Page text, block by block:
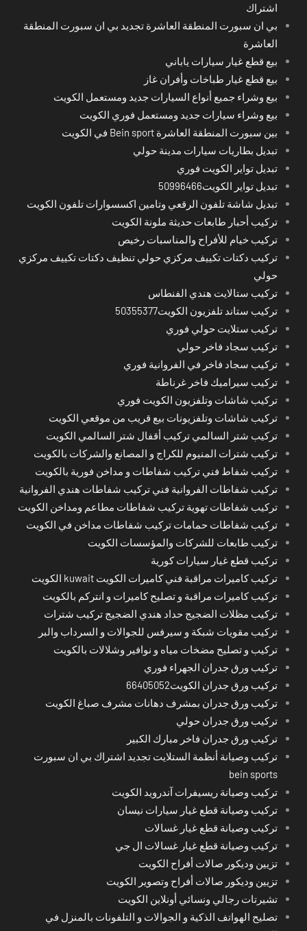
اشتراك
بي ان سبورت المنطقة العاشرة تجديد بي ان سبورت المنطقة
العاشرة
بيع قطع غيار سيارات ياباني
بيع قطع غيار طباخات وأفران غاز
بيع وشراء جميع أنواع السيارات جديد ومستعمل الكويت
بيع وشراء سيارات جديد ومستعمل فوري الكويت
بين سبورت المنطقة العاشرة Bein sport في الكويت
تبديل بطاريات سيارات مدينة حولي
تبديل تواير الكويت فوري
تبديل تواير الكويت50996466
تبديل شاشة تلفون الرقعي وتامين اكسسوارات تلفون الكويت
تركيب أحبار طابعات حديثة ملونة الكويت
تركيب خيام للأفراح والمناسبات رخيص
تركيب دكتات تكييف مركزي حولي تنظيف دكتات تكييف مركزي
حولي
تركيب ستالايت هندي الفنطاس
تركيب ستاند تلفزيون الكويت50355377
تركيب ستلايت حولي فوري
تركيب سجاد فاخر حولي
تركيب سجاد فاخر في الفروانية فوري
تركيب سيراميك فاخر غرناطة
تركيب شاشات وتلفزيون الكويت فوري
تركيب شاشات وتلفزيونات بيع قريب من موقعي الكويت
تركيب شتر السالمي تركيب أقفال شتر السالمي الكويت
تركيب شترات المنيوم للكراج و المصانع والشركات بالكويت
تركيب شفاط فني تركيب شفاطات و مداخن فورية بالكويت
تركيب شفاطات الفروانية فني تركيب شفاطات هندي الفروانية
تركيب شفاطات تهوية تركيب شفاطات مطاعم ومداخن الكويت
تركيب شفاطات حمامات تركيب شفاطات مداخن في الكويت
تركيب طابعات للشركات والمؤسسات الكويت
تركيب قطع غيار سيارات كورية
تركيب كاميرات مراقبة فني كاميرات الكويت kuwait الكويت
تركيب كاميرات مراقبة و تصليح كاميرات و انتركم بالكويت
تركيب مظلات الضجيج حداد هندي الضجيج تركيب شترات
تركيب مقويات شبكة و سيرفس للجوالات و السرداب والبر
تركيب و تصليح مضخات مياه و نوافير وشلالات بالكويت
تركيب ورق جدران الجهراء فوري
تركيب ورق جدران الكويت66405052
تركيب ورق جدران بمشرف دهانات مشرف صباغ الكويت
تركيب ورق جدران حولي
تركيب ورق جدران فاخر مبارك الكبير
تركيب وصيانة أنظمة الستلايت تجديد اشتراك بي ان سبورت
bein sports
تركيب وصيانة ريسيفرات آندرويد الكويت
تركيب وصيانة قطع غيار سيارات نيسان
تركيب وصيانة قطع غيار غسالات
تركيب وصيانة قطع غيار غسالات ال جي
تزيين وديكور صالات أفراح الكويت
تزيين وديكور صالات أفراح وتصوير الكويت
تشيرتات رجالي ونسائي أونلاين الكويت
تصليح الهواتف الذكية و الجوالات و التلفونات بالمنزل في